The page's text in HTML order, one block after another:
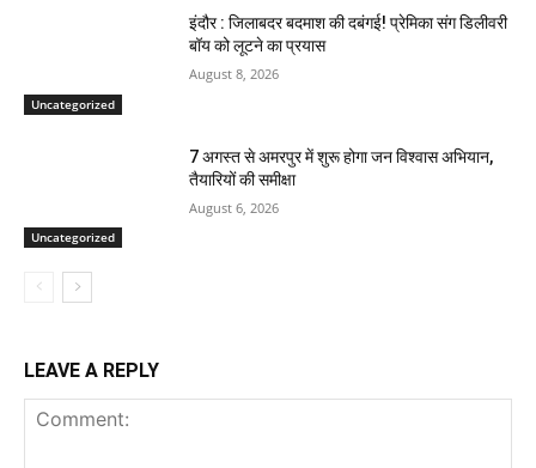
Uncategorized
इंदौर : जिलाबदर बदमाश की दबंगई! प्रेमिका संग डिलीवरी
बॉय को लूटने का प्रयास
August 8, 2026
Uncategorized
7 अगस्त से अमरपुर में शुरू होगा जन विश्वास अभियान,
तैयारियों की समीक्षा
August 6, 2026
LEAVE A REPLY